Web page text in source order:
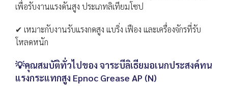
เพื่อรับงานแรงดันสูง ประเภทลิเทียมโซป
✔ เหมาะกับงานรับแรงกดสูง แบริ่ง เฟือง และเครื่องจักรที่รับ
โหลดหนัก
💡คุณสมบัติทั่วไปของ จาระบีลิเธียมอเนกประสงค์ทน
แรงกระแทกสูง Epnoc Grease AP (N)